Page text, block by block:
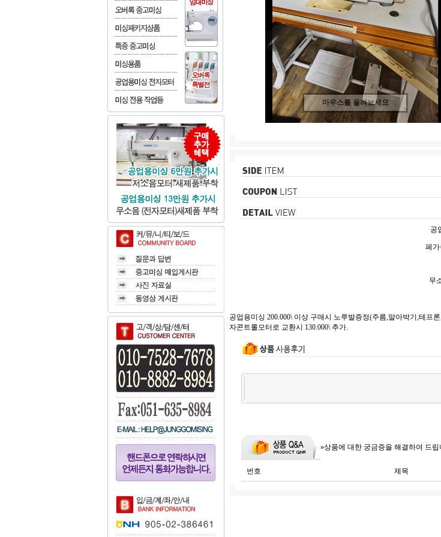
마우스를 올려보세요
공
페
무
공업용미싱 200.000\ 이상 구매시 노루발증정(주름,말아박기,테프
자콘트롤모터로 교환시 130.000\ 추가.
»상품에 대한 궁금증을 해결하여 드립
번호 제목